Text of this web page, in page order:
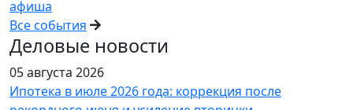
афиша
Все события
Деловые новости
05 августа 2026
Ипотека в июле 2026 года: коррекция после